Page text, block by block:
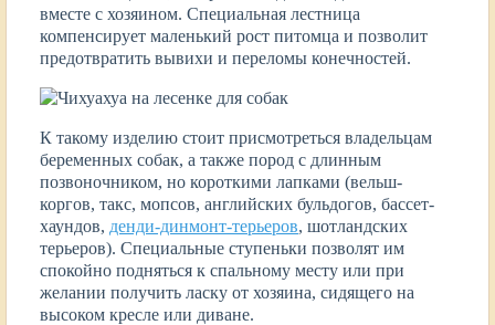
вместе с хозяином. Специальная лестница
компенсирует маленький рост питомца и позволит
предотвратить вывихи и переломы конечностей.
К такому изделию стоит присмотреться владельцам
беременных собак, а также пород с длинным
позвоночником, но короткими лапками (вельш-
коргов, такс, мопсов, английских бульдогов, бассет-
хаундов, денди-динмонт-терьеров, шотландских
терьеров). Специальные ступеньки позволят им
спокойно подняться к спальному месту или при
желании получить ласку от хозяина, сидящего на
высоком кресле или диване.